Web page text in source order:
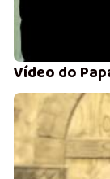
Vídeo do